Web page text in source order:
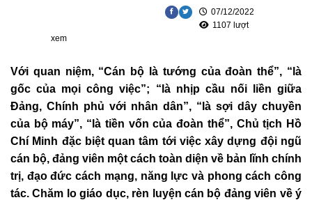
07/12/2022
1107 lượt
xem
Với quan niệm, “Cán bộ là tướng của đoàn thể”, “là
gốc của mọi công việc”; “là nhịp cầu nối liền giữa
Đảng, Chính phủ với nhân dân”, “là sợi dây chuyền
của bộ máy”, “là tiền vốn của đoàn thể”, Chủ tịch Hồ
Chí Minh đặc biệt quan tâm tới việc xây dựng đội ngũ
cán bộ, đảng viên một cách toàn diện về bản lĩnh chính
trị, đạo đức cách mạng, năng lực và phong cách công
tác. Chăm lo giáo dục, rèn luyện cán bộ đảng viên về ý